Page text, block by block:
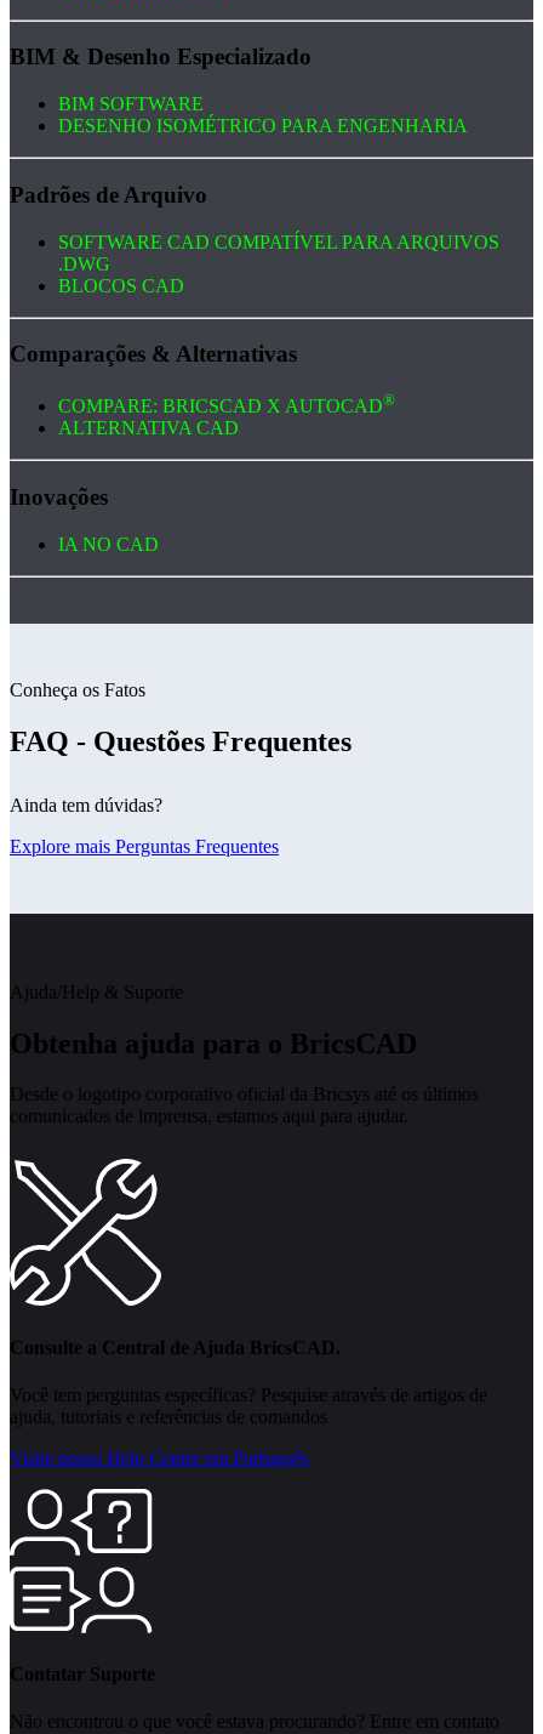
BIM & Desenho Especializado
BIM SOFTWARE
DESENHO ISOMÉTRICO PARA ENGENHARIA
Padrões de Arquivo
SOFTWARE CAD COMPATÍVEL PARA ARQUIVOS
.DWG
BLOCOS CAD
Comparações & Alternativas
COMPARE: BRICSCAD X AUTOCAD®
ALTERNATIVA CAD
Inovações
IA NO CAD
Conheça os Fatos
FAQ - Questões Frequentes
Ainda tem dúvidas?
Explore mais Perguntas Frequentes
Ajuda/Help & Suporte
Obtenha ajuda para o BricsCAD
Desde o logotipo corporativo oficial da Bricsys até os últimos
comunicados de imprensa, estamos aqui para ajudar.
Consulte a Central de Ajuda BricsCAD.
Você tem perguntas específicas? Pesquise através de artigos de
ajuda, tutoriais e referências de comandos
Visite nosso Help Center em Português
Contatar Suporte
Não encontrou o que você estava procurando? Entre em contato